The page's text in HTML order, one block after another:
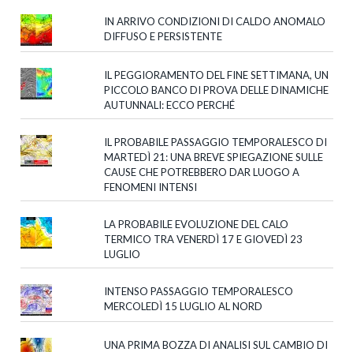
IN ARRIVO CONDIZIONI DI CALDO ANOMALO
DIFFUSO E PERSISTENTE
IL PEGGIORAMENTO DEL FINE SETTIMANA, UN
PICCOLO BANCO DI PROVA DELLE DINAMICHE
AUTUNNALI: ECCO PERCHÉ
IL PROBABILE PASSAGGIO TEMPORALESCO DI
MARTEDÌ 21: UNA BREVE SPIEGAZIONE SULLE
CAUSE CHE POTREBBERO DAR LUOGO A
FENOMENI INTENSI
LA PROBABILE EVOLUZIONE DEL CALO
TERMICO TRA VENERDÌ 17 E GIOVEDÌ 23
LUGLIO
INTENSO PASSAGGIO TEMPORALESCO
MERCOLEDÌ 15 LUGLIO AL NORD
UNA PRIMA BOZZA DI ANALISI SUL CAMBIO DI